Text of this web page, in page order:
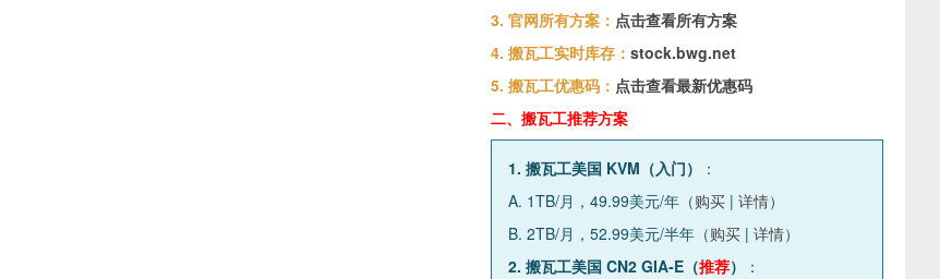
3. 官网所有方案： 点击查看所有方案
4. 搬瓦工实时库存： stock.bwg.net
5. 搬瓦工优惠码： 点击查看最新优惠码
二、搬瓦工推荐方案
1. 搬瓦工美国 KVM（入门）
：
A. 1TB/月，49.99美元/年（购买 | 详情）
B. 2TB/月，52.99美元/半年（购买 | 详情）
2. 搬瓦工美国 CN2 GIA-E（推荐）
：